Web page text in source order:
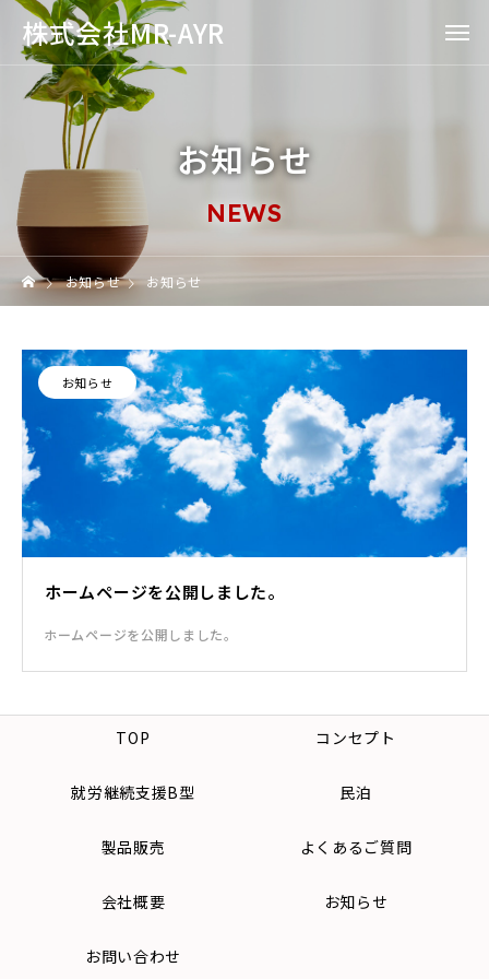
株式会社MR-AYR
お知らせ
NEWS
お知らせ お知らせ
お知らせ
ホームページを公開しました。
ホームページを公開しました。
TOP コンセプト
就労継続支援B型 民泊
製品販売 よくあるご質問
会社概要 お知らせ
お問い合わせ